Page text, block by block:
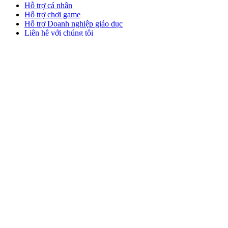
Hỗ trợ cá nhân
Hỗ trợ chơi game
Hỗ trợ Doanh nghiệp giáo dục
Liên hệ với chúng tôi